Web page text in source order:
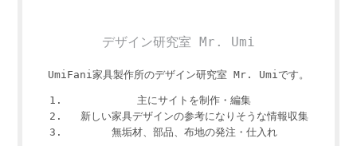
デザイン研究室 Mr. Umi
UmiFani家具製作所のデザイン研究室 Mr. Umiです。
主にサイトを制作・編集
新しい家具デザインの参考になりそうな情報収集
無垢材、部品、布地の発注・仕入れ